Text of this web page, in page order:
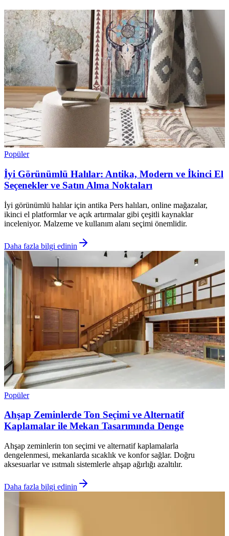
Popüler
İyi Görünümlü Halılar: Antika, Modern ve İkinci El
Seçenekler ve Satın Alma Noktaları
İyi görünümlü halılar için antika Pers halıları, online mağazalar,
ikinci el platformlar ve açık artırmalar gibi çeşitli kaynaklar
inceleniyor. Malzeme ve kullanım alanı seçimi önemlidir.
Daha fazla bilgi edinin
Popüler
Ahşap Zeminlerde Ton Seçimi ve Alternatif
Kaplamalar ile Mekan Tasarımında Denge
Ahşap zeminlerin ton seçimi ve alternatif kaplamalarla
dengelenmesi, mekanlarda sıcaklık ve konfor sağlar. Doğru
aksesuarlar ve ısıtmalı sistemlerle ahşap ağırlığı azaltılır.
Daha fazla bilgi edinin